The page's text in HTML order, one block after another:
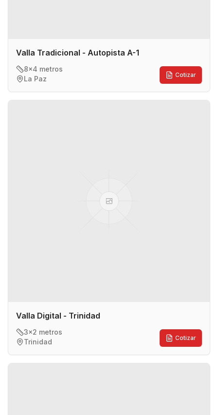
Valla Tradicional - Autopista A-1
8x4 metros
La Paz
Cotizar
Valla Digital - Trinidad
3x2 metros
Trinidad
Cotizar